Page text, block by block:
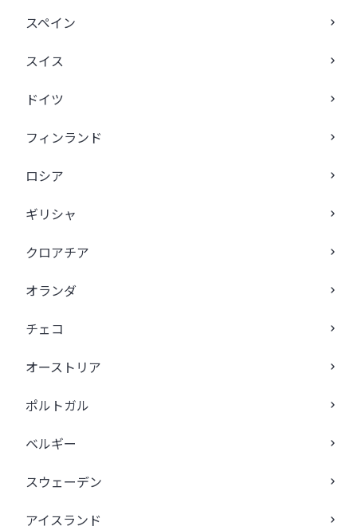
スペイン
スイス
ドイツ
フィンランド
ロシア
ギリシャ
クロアチア
オランダ
チェコ
オーストリア
ポルトガル
ベルギー
スウェーデン
アイスランド